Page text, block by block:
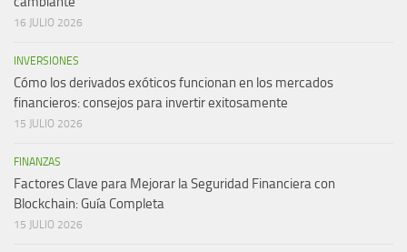
16 JULIO 2026
INVERSIONES
Cómo los derivados exóticos funcionan en los mercados
financieros: consejos para invertir exitosamente
15 JULIO 2026
FINANZAS
Factores Clave para Mejorar la Seguridad Financiera con
Blockchain: Guía Completa
15 JULIO 2026